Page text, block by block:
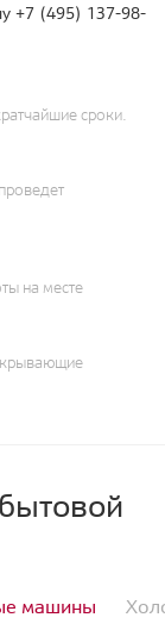
+7 (495) 137-98-
сроки.
на месте
машины